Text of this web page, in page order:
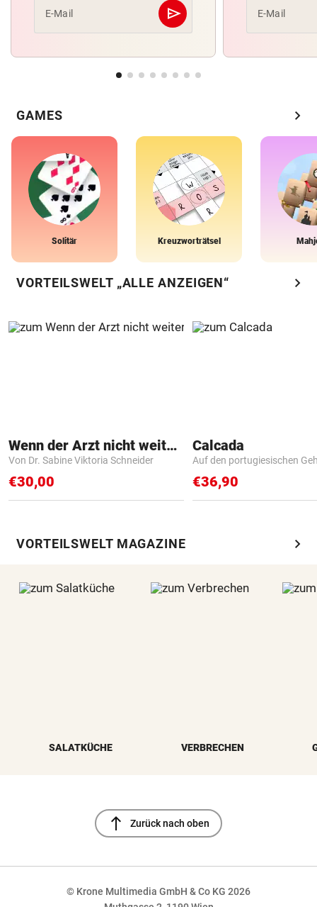
E-Mail send
Abschicken E-Mail
GAMES chevron_right
Solitär Kreuzworträtsel
VORTEILSWELT „ALLE ANZEIGEN“ chevron_right
Wenn der Arzt nicht weiter weiß
Von Dr. Sabine Viktoria Schneider
€30,00
Calcada
Auf den portugiesischen
€36,90
VORTEILSWELT MAGAZINE chevron_right
SALATKÜCHE VERBRECHEN
north Zurück nach oben
© Krone Multimedia GmbH & Co KG 2026